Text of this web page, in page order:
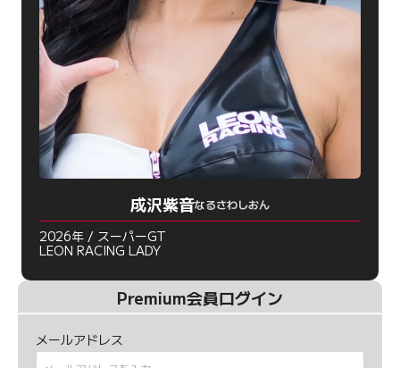
成沢紫音なるさわしおん
2026年 / スーパーGT
LEON RACING LADY
Premium会員ログイン
メールアドレス